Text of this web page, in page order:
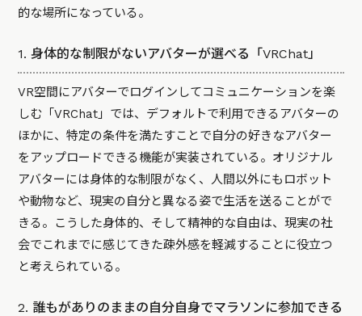
的な場所になっている。
1. 身体的な制限がないアバターが選べる「VRChat」
VR空間にアバターでログインしてコミュニケーションを楽
しむ「VRChat 」では、デフォルトで利用できるアバターの
ほかに、特定の条件を満たすことで自分の好きなアバター
をアップロードできる機能が実装されている。オリジナル
アバターには身体的な制限がなく、人間以外にもロボット
や動物など、現実の自分と異なる姿で生活を送ることがで
きる。こうした身体的、そして精神的な自由は、現実の社
会でこれまでに感じてきた疎外感を軽減することに役立つ
と考えられている。
2. 誰もがありのままの自分自身でマラソンに参加できる